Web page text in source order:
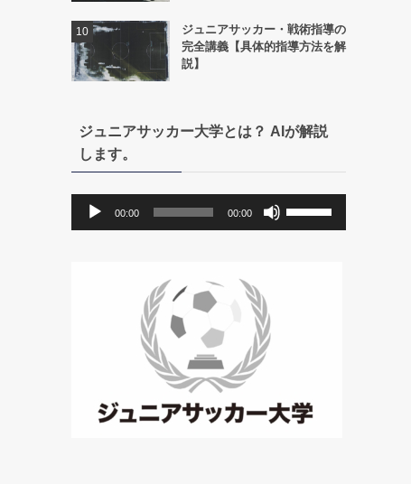
ジュニアサッカー・戦術指導の
完全講義【具体的指導方法を解
説】
ジュニアサッカー大学とは？ AIが解説
します。
00:00 00:00
下
矢